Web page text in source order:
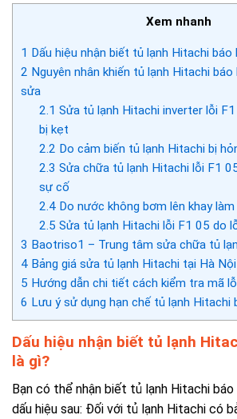
Xem nhanh
1 Dấu hiệu nhận biết tủ lạnh Hitachi báo
2 Nguyên nhân khiến tủ lạnh Hitachi
sửa
2.1 Sửa tủ lạnh Hitachi inverter lỗi
bị kẹt
2.2 Do cảm biến tủ lạnh Hitachi bị
2.3 Sửa chữa tủ lạnh Hitachi lỗi F1
sự cố
2.4Do nước không bơm lên khay
2.5 Sửa tủ lạnh Hitachi lỗi F1 05 do
3 Baotriso1 – Trung tâm sửa chữa tủ
4 Bảng giá sửa tủ lạnh Hitachi tại Hà
5 Hướng dẫn chi tiết cách kiểm tra mã
6 Lưu ý sử dụng hạn chế tủ lạnh Hitachi
Dấu hiệu nhận biết tủ lạnh
là gì?
Bạn có thể nhận biết tủ lạnh Hitachi
dấu hiệu sau: Đối với tủ lạnh Hitachi có